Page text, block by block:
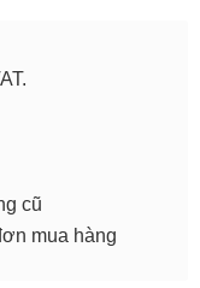
cũ
mua hàng